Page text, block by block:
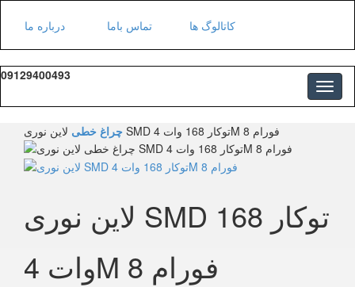
درباره ما تماس باما کاتالوگ ها
09129400493
چراغ خطی لاین نوری SMD توکار 168 وات 4M فورام 8
لاین نوری SMD توکار 168
وات 4M فورام 8